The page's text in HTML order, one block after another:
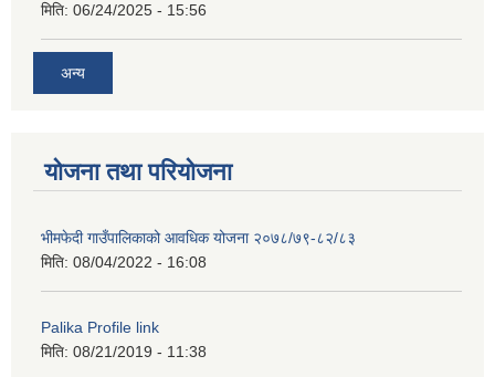
मिति: 06/24/2025 - 15:56
अन्य
योजना तथा परियोजना
भीमफेदी गाउँपालिकाको आवधिक योजना २०७८/७९-८२/८३
मिति: 08/04/2022 - 16:08
Palika Profile link
मिति: 08/21/2019 - 11:38